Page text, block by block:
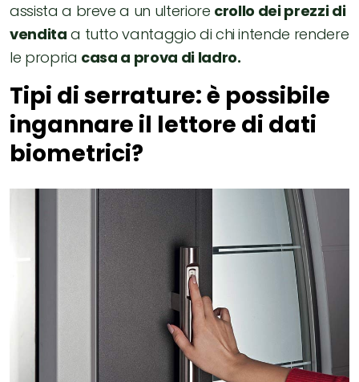
assista a breve a un ulteriore crollo dei prezzi di
vendita a tutto vantaggio di chi intende rendere
le propria casa a prova di ladro.
Tipi di serrature: è possibile
ingannare il lettore di dati
biometrici?